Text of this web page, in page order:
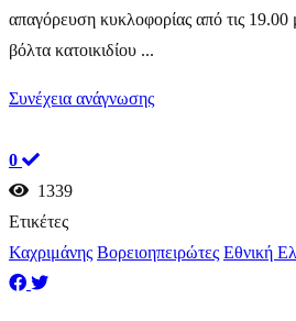
απαγόρευση κυκλοφορίας από τις 19.00
βόλτα κατοικιδίου ...
Συνέχεια ανάγνωσης
0
1339
Ετικέτες
Καχριμάνης Βορειοηπειρώτες Εθνική